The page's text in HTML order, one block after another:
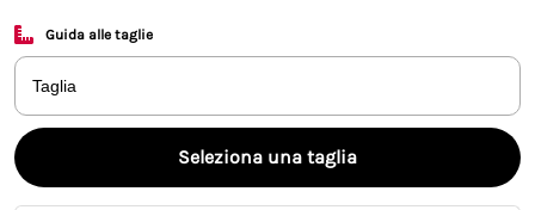
Promo & News
Guida alle taglie
Taglia
Seleziona una taglia